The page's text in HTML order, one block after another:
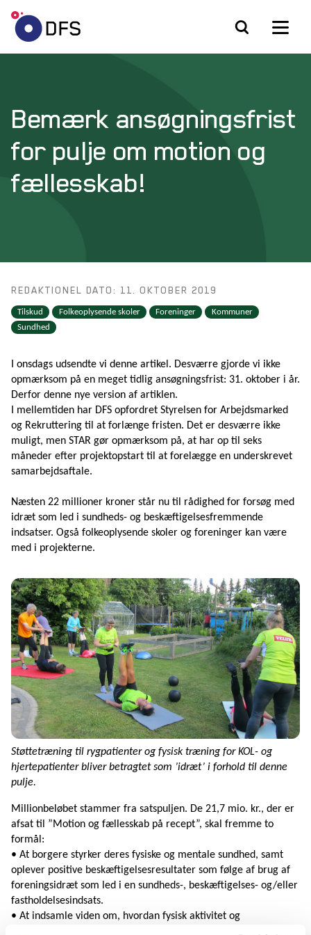
Bemærk ansøgningsfrist
for pulje om motion og
fællesskab!
REDAKTIONEL DATO: 11. OKTOBER 2019
Tilskud Folkeoplysende skoler Foreninger
Kommuner
Sundhed
I onsdags udsendte vi denne artikel. Desværre gjorde vi ikke
opmærksom på en meget tidlig ansøgningsfrist: 31. oktober i år.
Derfor denne nye version af artiklen.
I mellemtiden har DFS opfordret Styrelsen for Arbejdsmarked
og Rekruttering til at forlænge fristen. Det er desværre ikke
muligt, men STAR gør opmærksom på, at har op til seks
måneder efter projektopstart til at forelægge en underskrevet
samarbejdsaftale.
Næsten 22 millioner kroner står nu til rådighed for forsøg med
idræt som led i sundheds- og beskæftigelsesfremmende
indsatser. Også folkeoplysende skoler og foreninger kan være
med i projekterne.
Støttetræning til rygpatienter og fysisk træning for KOL- og
hjertepatienter bliver betragtet som ’idræt’ i forhold til denne
pulje.
Millionbeløbet stammer fra satspuljen. De 21,7 mio. kr., der er
afsat til ”Motion og fællesskab på recept”, skal fremme to
formål:
• At borgere styrker deres fysiske og mentale sundhed, samt
oplever positive beskæftigelsesresultater som følge af brug af
foreningsidræt som led i en sundheds-, beskæftigelses- og/eller
fastholdelsesindsats.
• At indsamle viden om, hvordan fysisk aktivitet og